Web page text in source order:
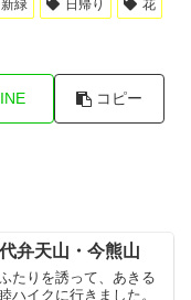
新緑 日帰り 花
コピー
弁天山・今熊山
たりを誘って、あきる
ハイクに行きました。